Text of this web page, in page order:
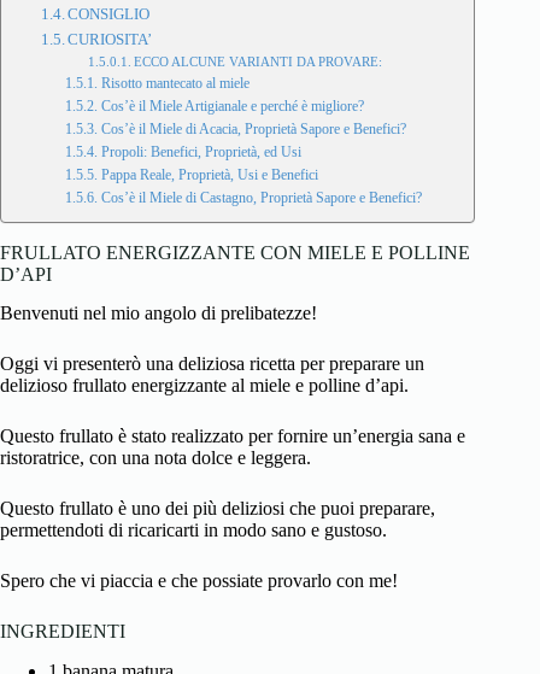
CONSIGLIO
CURIOSITA’
ECCO ALCUNE VARIANTI DA PROVARE:
Risotto mantecato al miele
Cos’è il Miele Artigianale e perché è migliore?
Cos’è il Miele di Acacia, Proprietà Sapore e Benefici?
Propoli: Benefici, Proprietà, ed Usi
Pappa Reale, Proprietà, Usi e Benefici
Cos’è il Miele di Castagno, Proprietà Sapore e Benefici?
FRULLATO ENERGIZZANTE CON MIELE E POLLINE
D’API
Benvenuti nel mio angolo di prelibatezze!
Oggi vi presenterò una deliziosa ricetta per preparare un
delizioso frullato energizzante al miele e polline d’api.
Questo frullato è stato realizzato per fornire un’energia sana e
ristoratrice, con una nota dolce e leggera.
Questo frullato è uno dei più deliziosi che puoi preparare,
permettendoti di ricaricarti in modo sano e gustoso.
Spero che vi piaccia e che possiate provarlo con me!
INGREDIENTI